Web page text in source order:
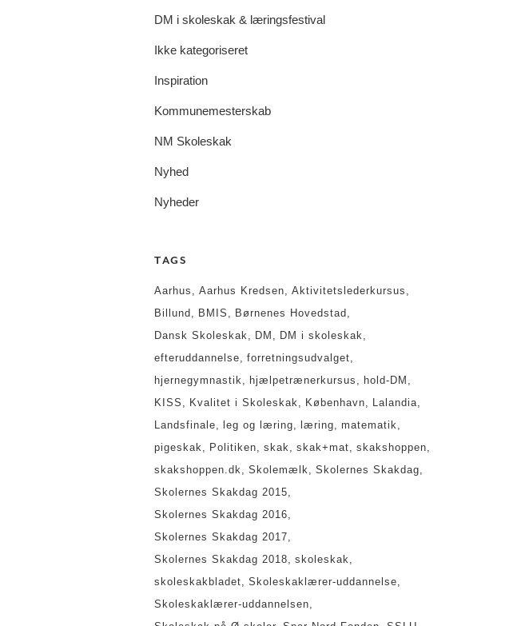
DM i skoleskak & læringsfestival
Ikke kategoriseret
Inspiration
Kommunemesterskab
NM Skoleskak
Nyhed
Nyheder
TAGS
Aarhus Aarhus Kredsen
Aktivitetslederkursus
Billund
BMIS
Børnenes Hovedstad
Dansk Skoleskak
DM
DM i skoleskak
efteruddannelse
forretningsudvalget
hjernegymnastik
hjælpetrænerkursus
hold-DM
KISS
Kvalitet i Skoleskak København
Lalandia
Landsfinale
leg og læring læring
matematik
pigeskak
Politiken skak skak+mat
skakshoppen
skakshoppen.dk
Skolemælk
Skolernes Skakdag
Skolernes Skakdag 2015
Skolernes Skakdag 2016
Skolernes Skakdag 2017
Skolernes Skakdag 2018
skoleskak
skoleskakbladet
Skoleskaklærer-uddannelse
Skoleskaklærer-uddannelsen